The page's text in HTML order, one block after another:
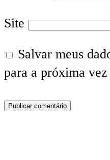
Site
Salvar meus
para a próxima